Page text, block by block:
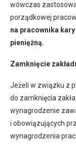
wówczas
porządkowej
na pracownika
pieniężną.
Zamknięcie
Jeżeli w związku z
do zamknięcia
wynagrodzenie
i obowiązujących
wynagrodzenia